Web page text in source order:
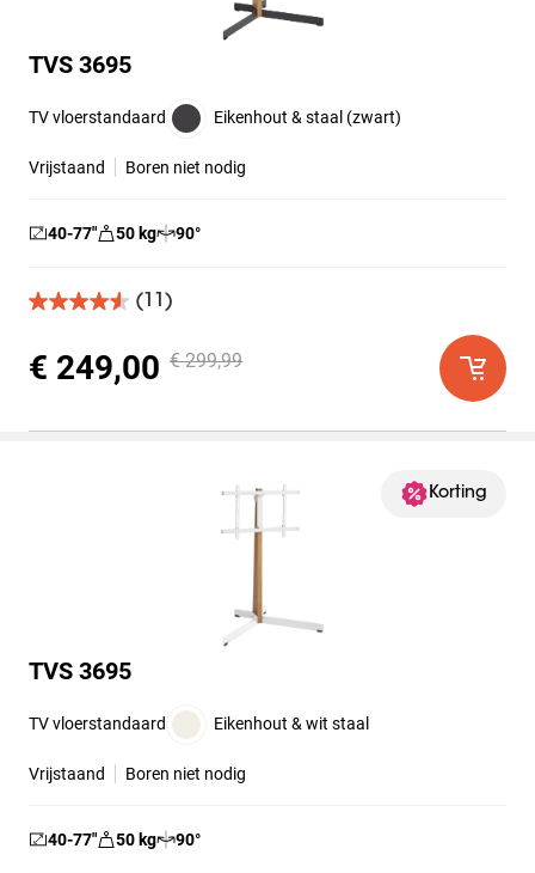
TVS 3695
TV vloerstandaard Eikenhout & staal (zwart)
Vrijstaand Boren niet nodig
40-77″ 50 kg 90°
(11)
4.5
de
5
11
€ 249,00 € 299,99
Korting
TVS 3695
TV vloerstandaard Eikenhout & wit staal
Vrijstaand Boren niet nodig
40-77″ 50 kg 90°